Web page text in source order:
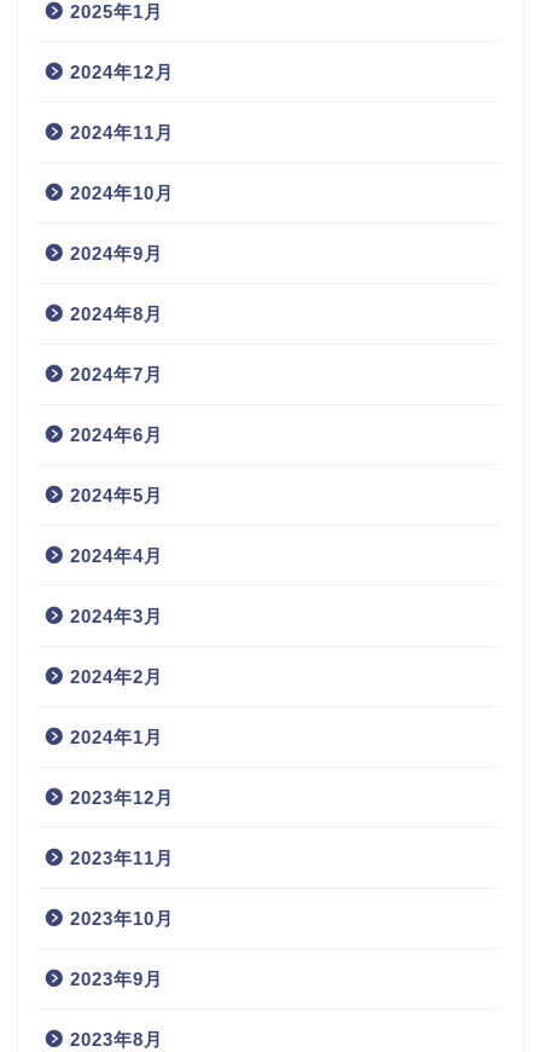
2025年1月
2024年12月
2024年11月
2024年10月
2024年9月
2024年8月
2024年7月
2024年6月
2024年5月
2024年4月
2024年3月
2024年2月
2024年1月
2023年12月
2023年11月
2023年10月
2023年9月
2023年8月